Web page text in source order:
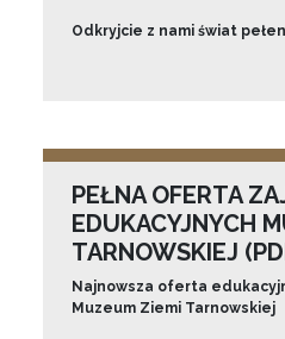
Odkryjcie z nami świat
PEŁNA OFERTA
EDUKACYJNYCH
TARNOWSKIEJ
Najnowsza oferta
Muzeum Ziemi Tarnowskiej